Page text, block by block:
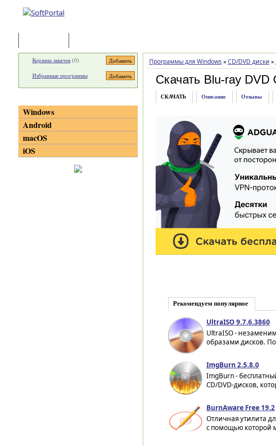
Программы для Windows » CD/DVD диски »
Скачать Blu-ray DVD
СКАЧАТЬ Описание Отзывы
Рекомендуем популярное
UltraISO 9.7.6.3860
UltraISO -
образами дисков.
ImgBurn 2.5.8.0
ImgBurn -
CD/DVD-дисков,
BurnAware Free 19.2
Отличная утилита
с помощью которой
Корзина закачек(0)
Избранные программы
Windows
Android
macOS
iOS